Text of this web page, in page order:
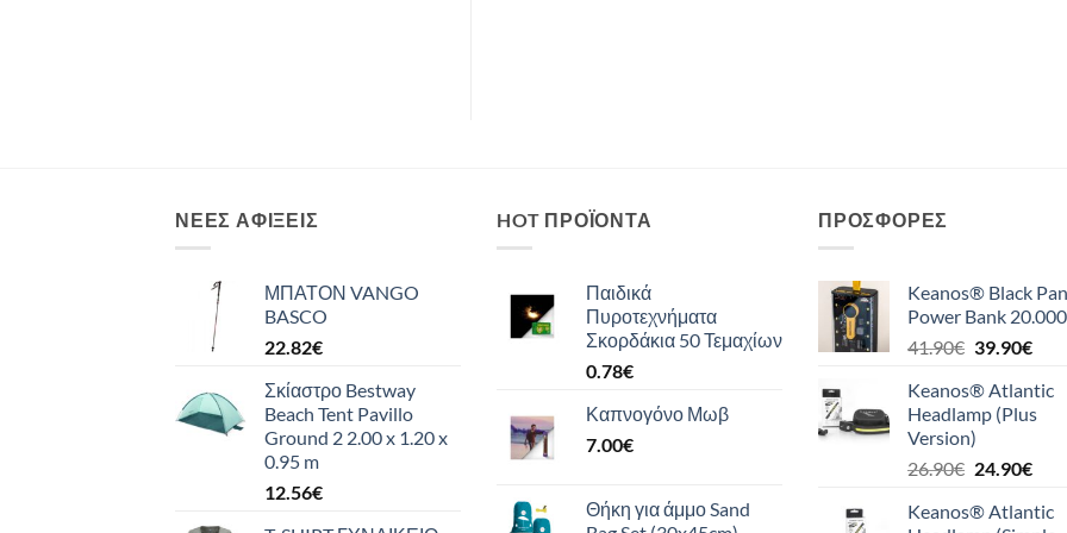
ΝΈΕΣ ΑΦΊΞΕΙΣ
ΜΠΑΤΟΝ VANGO
BASCO
22.82€
Σκίαστρο Bestway
Beach Tent Pavillo
Ground 2 2.00 x 1.20 x
0.95 m
12.56€
HOT ΠΡΟΪΌΝΤΑ
Παιδικά
Πυροτεχνήματα
Σκορδάκια 50 Τεμαχίων
0.78€
Καπνογόνο Μωβ
7.00€
Θήκη για άμμο Sand
ΠΡΟΣΦΟΡΈΣ
Keanos® Black
Power Bank 20.000
41.90€ Original
was:
41.90€.
39.90€Η
τιμή
είναι:
Keanos® Atlantic
Headlamp (Plus
Version)
26.90€ Original
was:
24.90€Η
τιμή
Keanos® Atlantic